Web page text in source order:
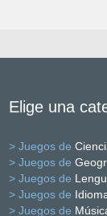
Elige una
> Juegos de
> Juegos de
> Juegos de
> Juegos de
> Juegos de